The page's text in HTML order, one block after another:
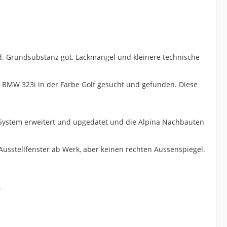
Grundsubstanz gut, Lackmängel und kleinere technische
323i in der Farbe Golf gesucht und gefunden. Diese
erweitert und upgedatet und die Alpina Nachbauten
ab Werk, aber keinen rechten Aussenspiegel.